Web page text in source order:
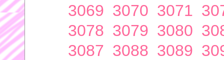
3069 3070 3071
3078 3079 3080
3087 3088 3089